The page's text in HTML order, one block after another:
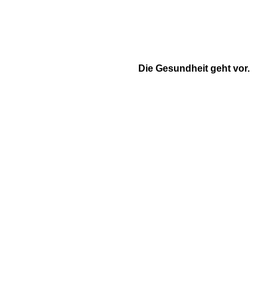
Die Gesundheit geht vor.